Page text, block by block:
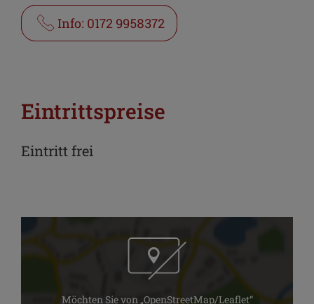
Info: 0172 9958372
Eintrittspreise
Eintritt frei
Möchten Sie von „OpenStreetMap/Leaflet“